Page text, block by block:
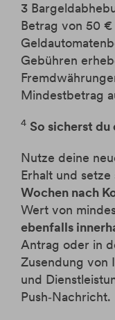
3
Betrag von 50
Gebühren
Mindestbetrag
4 So sicherst
Nutze deine
Erhalt und setze
Wochen nach
Wert von
ebenfalls
Antrag oder in
Zusendung von
und
Push‑Nachricht.